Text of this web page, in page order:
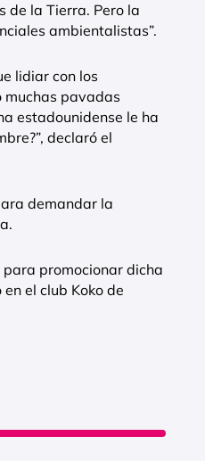
de la Tierra. Pero la
ambientalistas”.
lidiar con los
muchas pavadas
estadounidense le ha
declaró el
demandar la
promocionar dicha
el club Koko de